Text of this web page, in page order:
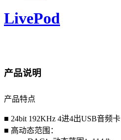
LivePod
产品说明
产品特点
■ 24bit 192KHz 4进4出USB音频卡
■ 高动态范围：